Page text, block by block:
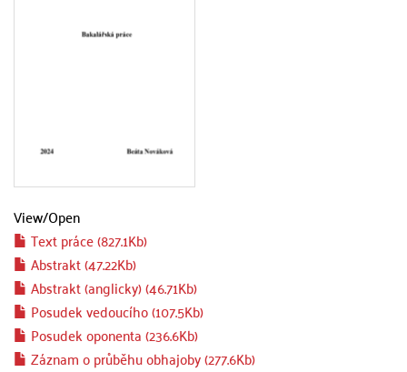
View/Open
Text práce (827.1Kb)
Abstrakt (47.22Kb)
Abstrakt (anglicky) (46.71Kb)
Posudek vedoucího (107.5Kb)
Posudek oponenta (236.6Kb)
Záznam o průběhu obhajoby (277.6Kb)